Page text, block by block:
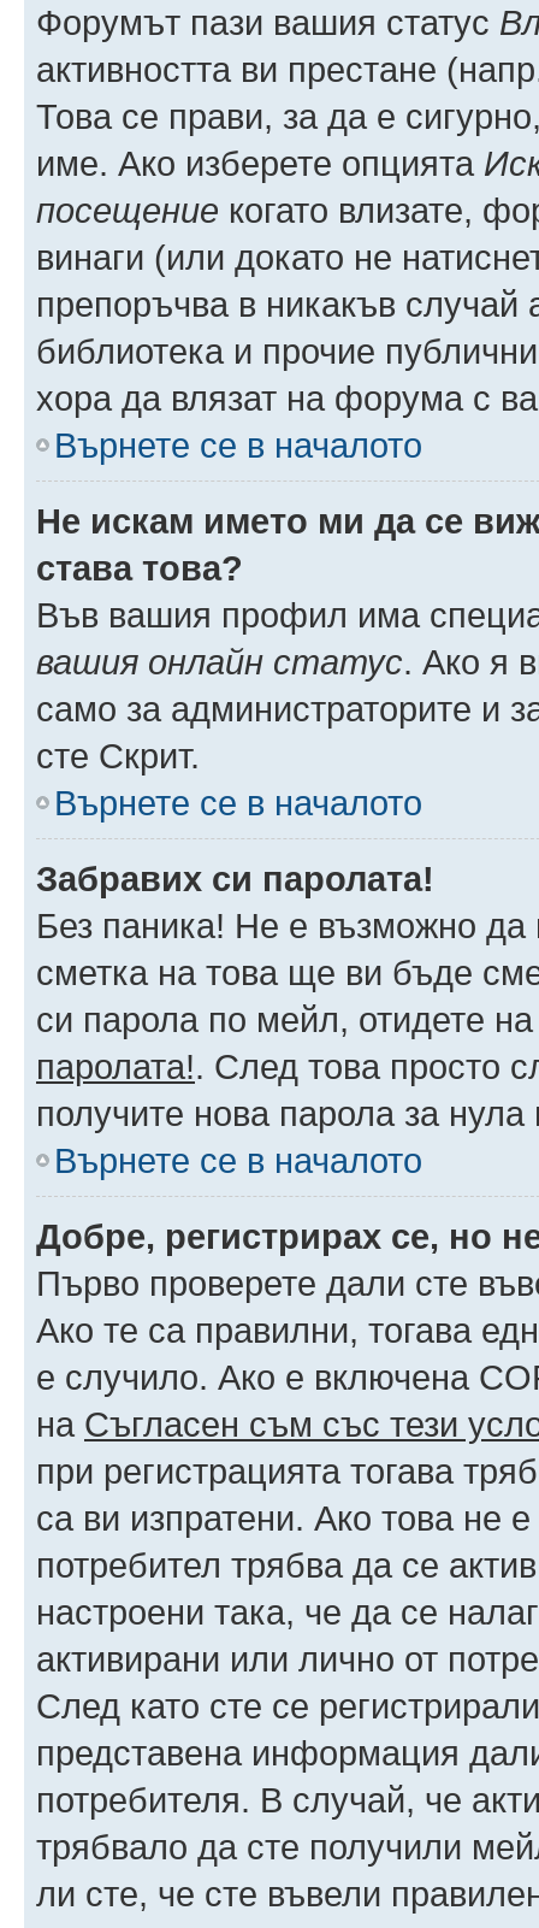
Форумът пази вашия статус
активността ви престане
Това се прави, за да е
име. Ако изберете опцията
посещение когато влизате,
винаги (или докато не
препоръчва в никакъв случай
библиотека и прочие
хора да влязат на форума с
Върнете се в началото
Не искам името ми да се
става това?
Във вашия профил има
вашия онлайн статус. Ако я
само за администраторите и
сте Скрит.
Върнете се в началото
Забравих си паролата!
Без паника! Не е възможно да
сметка на това ще ви бъде
си парола по мейл, отидете
паролата!. След това просто
получите нова парола за
Върнете се в началото
Добре, регистрирах се, но
Първо проверете дали сте
Ако те са правилни, тогава
е случило. Ако е включена
на Съгласен съм със тези
при регистрацията тогава
са ви изпратени. Ако това не
потребител трябва да се
настроени така, че да се
активирани или лично от
След като сте се
представена информация
потребителя. В случай, че
трябвало да сте получили
ли сте, че сте въвели